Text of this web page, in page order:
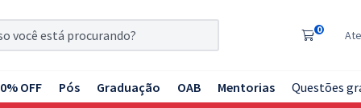
0
OFF Pós Graduação OAB Mentorias Questões